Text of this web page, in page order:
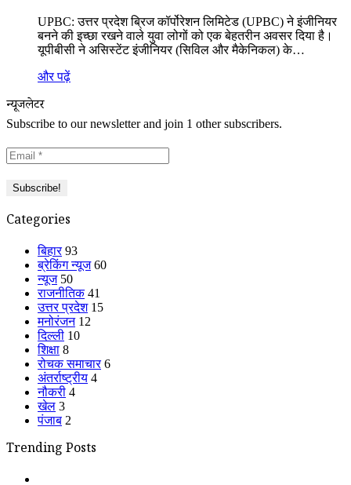
UPBC: उत्तर प्रदेश ब्रिज कॉर्पोरेशन लिमिटेड (UPBC) ने इंजीनियर
बनने की इच्छा रखने वाले युवा लोगों को एक बेहतरीन अवसर दिया है।
यूपीबीसी ने असिस्टेंट इंजीनियर (सिविल और मैकेनिकल) के…
और पढ़ें
न्यूजलेटर
Subscribe to our newsletter and join 1 other subscribers.
Categories
बिहार 93
ब्रेकिंग न्यूज 60
न्यूज 50
राजनीतिक 41
उत्तर प्रदेश 15
मनोरंजन 12
दिल्ली 10
शिक्षा 8
रोचक समाचार 6
अंतर्राष्ट्रीय 4
नौकरी 4
खेल 3
पंजाब 2
Trending Posts